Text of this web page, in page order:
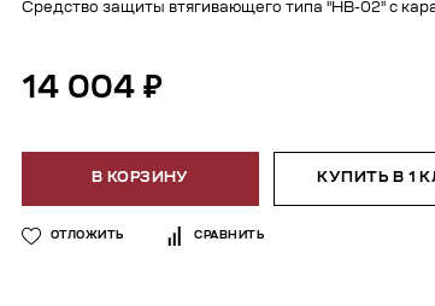
Средство защиты втягивающего типа "НВ-02" с
14 004 ₽
В КОРЗИНУ КУПИТЬ В 1
ОТЛОЖИТЬ СРАВНИТЬ